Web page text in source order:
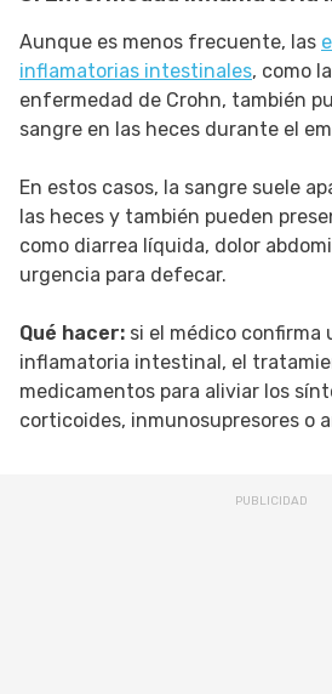
Aunque es menos frecuente, las
inflamatorias intestinales, como
enfermedad de Crohn, también
sangre en las heces durante el
En estos casos, la sangre suele
las heces y también pueden
como diarrea líquida, dolor
urgencia para defecar.
Qué hacer: si el médico confirma
inflamatoria intestinal, el
medicamentos para aliviar los
corticoides, inmunosupresores o